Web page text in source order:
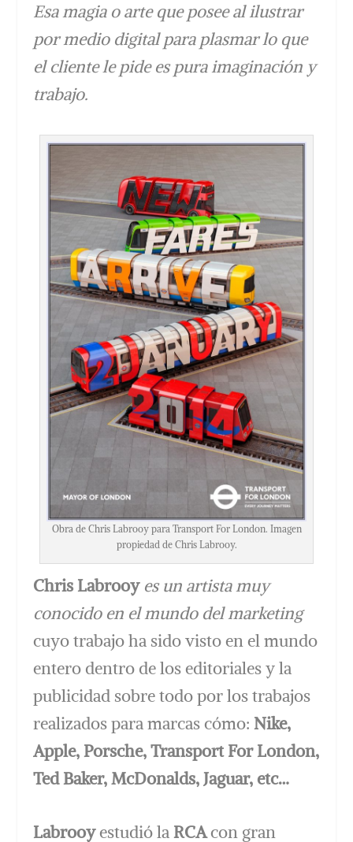
Esa magia o arte que posee al ilustrar
por medio digital para plasmar lo que
el cliente le pide es pura imaginación y
trabajo.
Obra de Chris Labrooy para Transport For London. Imagen
propiedad de Chris Labrooy.
Chris Labrooy es un artista muy
conocido en el mundo del marketing
cuyo trabajo ha sido visto en el mundo
entero dentro de los editoriales y la
publicidad sobre todo por los trabajos
realizados para marcas cómo:Nike,
Apple, Porsche, Transport For London,
Ted Baker, McDonalds, Jaguar, etc…
Labrooyestudió laRCAcon gran